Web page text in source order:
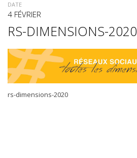
DATE
4 FÉVRIER
RS-DIMENSIONS-2020
rs-dimensions-2020